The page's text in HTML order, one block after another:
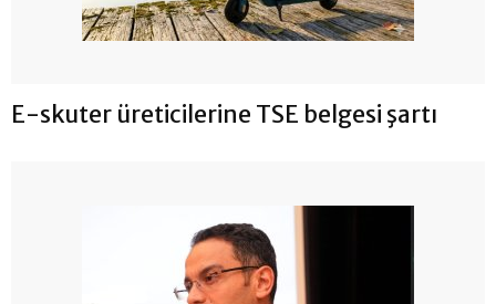
E-skuter üreticilerine TSE belgesi şartı